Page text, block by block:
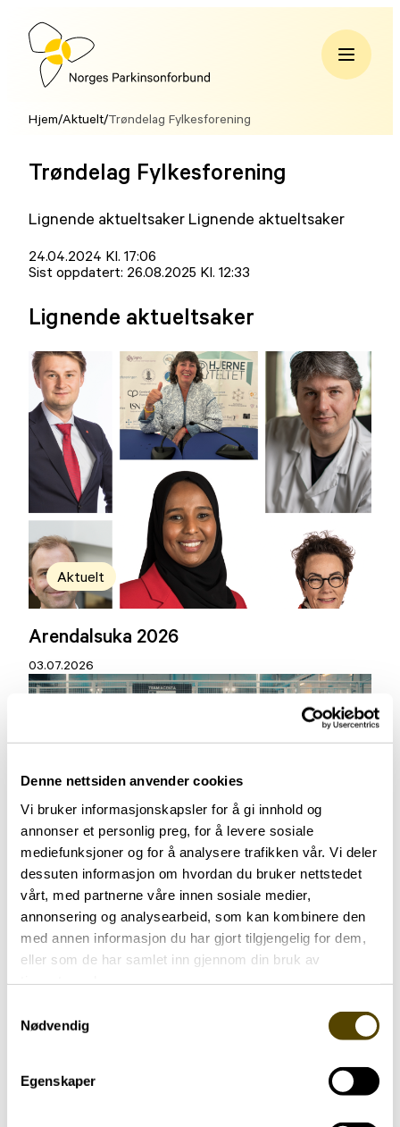
Denne nettsiden anvender cookies
Vi bruker informasjonskapsler for å gi innhold og
annonser et personlig preg, for å levere sosiale
mediefunksjoner og for å analysere trafikken vår. Vi deler
dessuten informasjon om hvordan du bruker nettstedet
vårt, med partnerne våre innen sosiale medier,
annonsering og analysearbeid, som kan kombinere den
med annen informasjon du har gjort tilgjengelig for dem,
eller som de har samlet inn gjennom din bruk av
Nødvendig
Egenskaper
Hopp
innholdNorges
Hjem/Aktuelt/Trøndelag Fylkesforening
Trøndelag Fylkesforening
Lignende aktueltsaker Lignende aktueltsaker
Lagt
ut
24.04.2024 Kl. 17:06
Sist oppdatert: 26.08.2025 Kl. 12:33
Lignende aktueltsaker
Aktuelt
Arendalsuka 2026
03.07.2026
Aktuelt
Parkinson Unity Walk 2026
02.07.2026